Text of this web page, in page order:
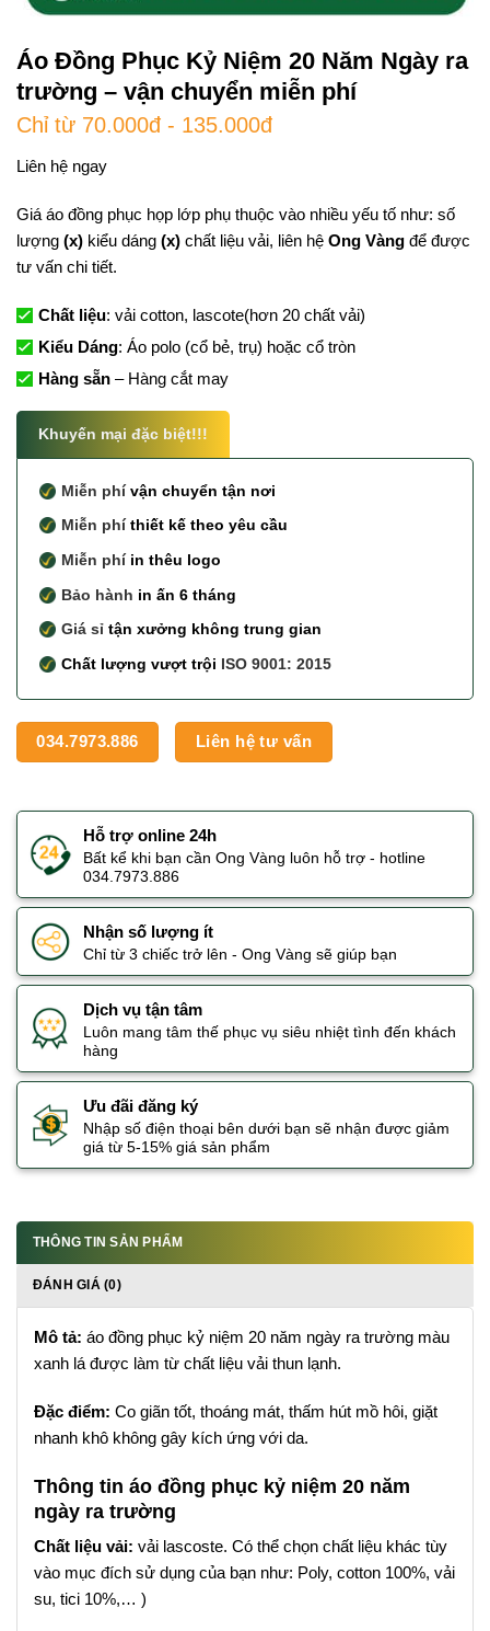
Áo Đồng Phục Kỷ Niệm 20 Năm Ngày ra
trường – vận chuyển miễn phí
Chỉ từ 70.000đ - 135.000đ
Liên hệ ngay
Giá áo đồng phục họp lớp phụ thuộc vào nhiều yếu tố như: số
lượng (x)kiểu dáng (x) chất liệu vải, liên hệ Ong Vàngđể được
tư vấn chi tiết.
Chất liệu: vải cotton, lascote(hơn 20 chất vải)
Kiểu Dáng: Áo polo (cổ bẻ, trụ) hoặc cổ tròn
Hàng sẵn– Hàng cắt may
Khuyến mại đặc biệt!!!
Miễn phívận chuyển tận nơi
Miễn phíthiết kế theo yêu cầu
Miễn phíin thêu logo
Bảo hành in ấn 6 tháng
Giá sỉtận xưởng không trung gian
Chất lượng vượt trội ISO 9001: 2015
034.7973.886 Liên hệ tư vấn
Hỗ trợ online 24h
Bất kể khi bạn cần Ong Vàng luôn hỗ trợ - hotline
034.7973.886
Nhận số lượng ít
Chỉ từ 3 chiếc trở lên - Ong Vàng sẽ giúp bạn
Dịch vụ tận tâm
Luôn mang tâm thế phục vụ siêu nhiệt tình đến khách
hàng
Ưu đãi đăng ký
Nhập số điện thoại bên dưới bạn sẽ nhận được giảm
giá từ 5-15% giá sản phẩm
THÔNG TIN SẢN PHẨM
ĐÁNH GIÁ (0)
Mô tả: áo đồng phục kỷ niệm 20 năm ngày ra trường màu
xanh lá được làm từ chất liệu vải thun lạnh.
Đặc điểm: Co giãn tốt, thoáng mát, thấm hút mồ hôi, giặt
nhanh khô không gây kích ứng với da.
Thông tin áo đồng phục kỷ niệm 20 năm
ngày ra trường
Chất liệu vải: vải lascoste. Có thể chọn chất liệu khác tùy
vào mục đích sử dụng của bạn như: Poly, cotton 100%, vải
su, tici 10%,… )